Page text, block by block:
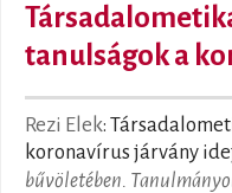
tanulságok a
Rezi Elek:
koronavírus járvány
bűvöletében.